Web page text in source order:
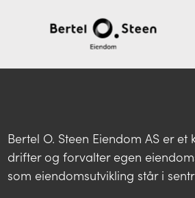
Bertel O. Steen Eiendom AS er
drifter og forvalter egen
som eiendomsutvikling står i